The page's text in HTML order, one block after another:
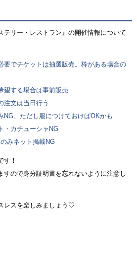
テリー・レストラン』の開催情報について
要でチケットは抽選販売。枠がある場合の
望する場合は事前販売
注文は当日行う
NG、ただし服につけておけばOKかも
・カチューシャNG
みネット掲載NG
す！
すので身分証明書を忘れないように注意し
レスを楽しみましょう♡